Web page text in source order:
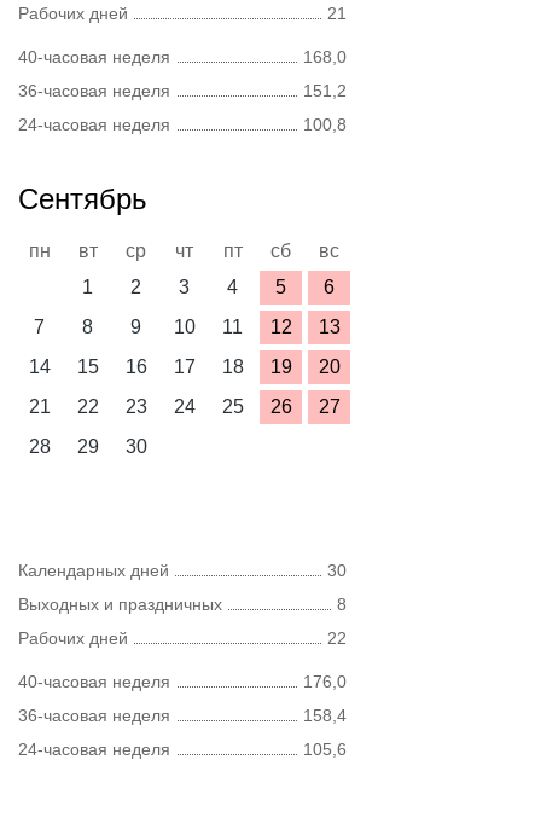
Рабочих дней
21
40-часовая неделя
168,0
36-часовая неделя
151,2
24-часовая неделя
100,8
Сентябрь
пн вт ср чт пт сб
вс
1
2 3 4 5
6
7
8 9 10 11 12
13
14
15 16 17 18 19
20
21
22 23 24 25 26
27
28
29 30
Календарных дней
30
Выходных и праздничных
8
Рабочих дней
22
40-часовая неделя
176,0
36-часовая неделя
158,4
24-часовая неделя
105,6